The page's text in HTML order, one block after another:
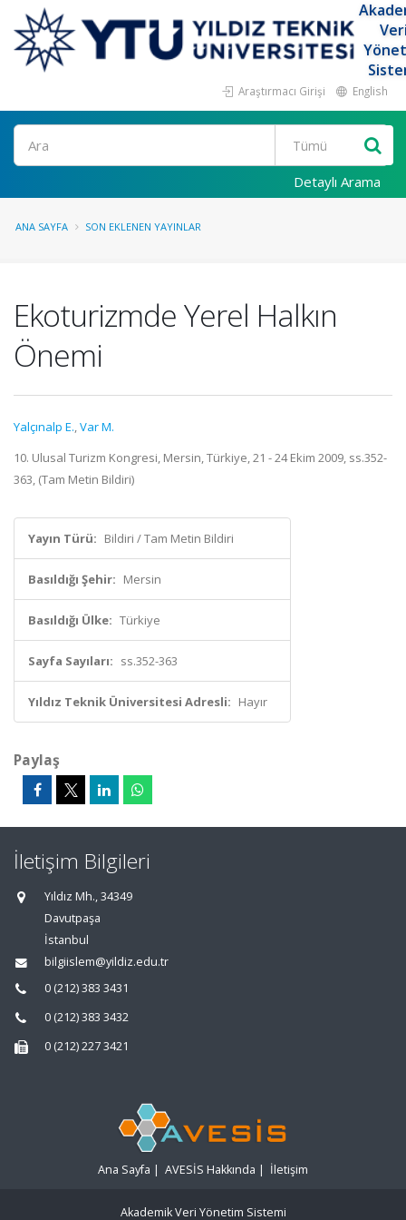
Araştırmacı Girişi English
Ara
Detaylı Arama
ANA SAYFA SON EKLENEN YAYINLAR
Ekoturizmde Yerel Halkın
Önemi
Yalçınalp E.,Var M.
10. Ulusal Turizm Kongresi, Mersin, Türkiye, 21 - 24 Ekim 2009, ss.352-
363, (Tam Metin Bildiri)
Yayın Türü: Bildiri / Tam Metin Bildiri
Basıldığı Şehir: Mersin
Basıldığı Ülke: Türkiye
Sayfa Sayıları: ss.352-363
Yıldız Teknik Üniversitesi Adresli: Hayır
Paylaş
İletişim Bilgileri
Yıldız Mh., 34349
Davutpaşa
İstanbul
bilgiislem@yildiz.edu.tr
0 (212) 383 3431
0 (212) 383 3432
0 (212) 227 3421
Ana Sayfa | AVESİS Hakkında | İletişim
Akademik Veri Yönetim Sistemi